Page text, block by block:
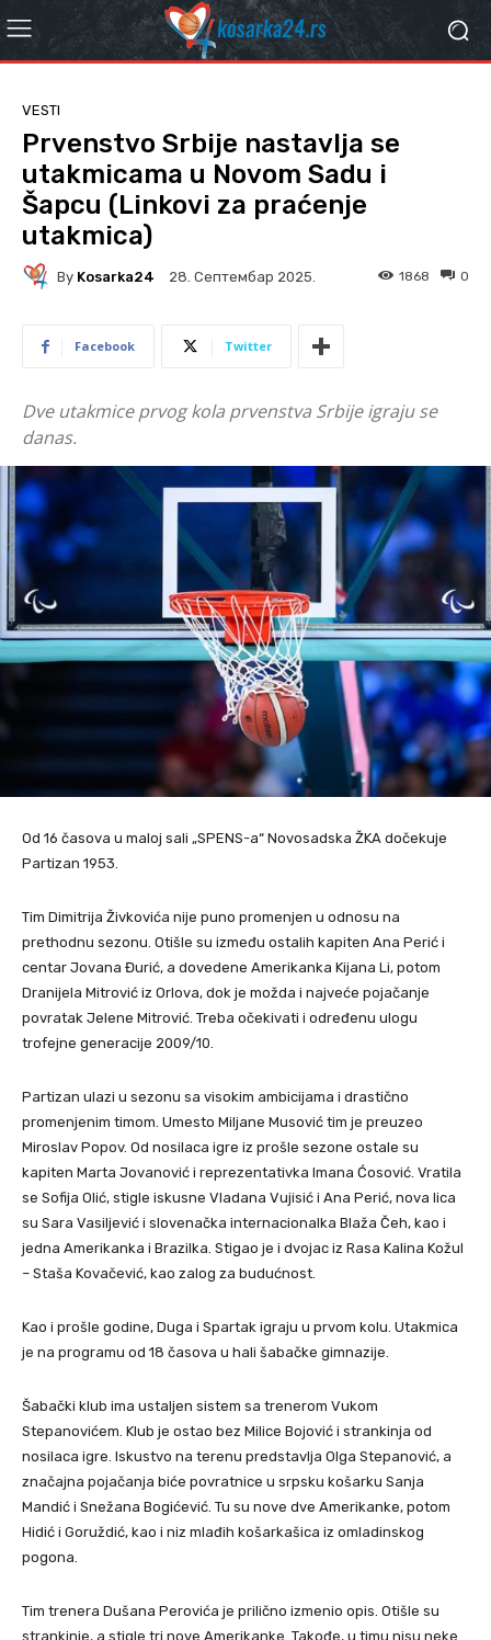
VESTI
Prvenstvo Srbije nastavlja se
utakmicama u Novom Sadu i
Šapcu (Linkovi za praćenje
utakmica)
By Kosarka24 28. Септембар 2025. 0
1868
Facebook Twitter
Dve utakmice prvog kola prvenstva Srbije igraju se
danas.
Od 16 časova u maloj sali „SPENS-a“ Novosadska ŽKA dočekuje
Partizan 1953.
Tim Dimitrija Živkovića nije puno promenjen u odnosu na
prethodnu sezonu. Otišle su između ostalih kapiten Ana Perić i
centar Jovana Đurić, a dovedene Amerikanka Kijana Li, potom
Dranijela Mitrović iz Orlova, dok je možda i najveće pojačanje
povratak Jelene Mitrović. Treba očekivati i određenu ulogu
trofejne generacije 2009/10.
Partizan ulazi u sezonu sa visokim ambicijama i drastično
promenjenim timom. Umesto Miljane Musović tim je preuzeo
Miroslav Popov. Od nosilaca igre iz prošle sezone ostale su
kapiten Marta Jovanović i reprezentativka Imana Ćosović. Vratila
se Sofija Olić, stigle iskusne Vladana Vujisić i Ana Perić, nova lica
su Sara Vasiljević i slovenačka internacionalka Blaža Čeh, kao i
jedna Amerikanka i Brazilka. Stigao je i dvojac iz Rasa Kalina Kožul
– Staša Kovačević, kao zalog za budućnost.
Kao i prošle godine, Duga i Spartak igraju u prvom kolu. Utakmica
je na programu od 18 časova u hali šabačke gimnazije.
Šabački klub ima ustaljen sistem sa trenerom Vukom
Stepanovićem. Klub je ostao bez Milice Bojović i strankinja od
nosilaca igre. Iskustvo na terenu predstavlja Olga Stepanović, a
značajna pojačanja biće povratnice u srpsku košarku Sanja
Mandić i Snežana Bogićević. Tu su nove dve Amerikanke, potom
Hidić i Goruždić, kao i niz mlađih košarkašica iz omladinskog
pogona.
Tim trenera Dušana Perovića je prilično izmenio opis. Otišle su
strankinje, a stigle tri nove Amerikanke. Takođe, u timu nisu neke